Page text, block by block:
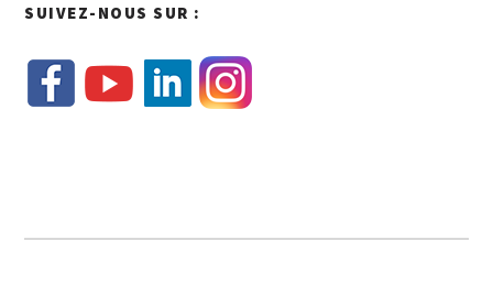
SUIVEZ-NOUS SUR :